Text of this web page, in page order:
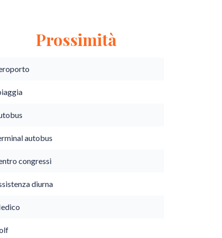
Prossimità
autobus
congressi
diurna